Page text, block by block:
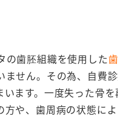
の歯胚組織を使用した
せん。その為、自費診
ます。一度失った骨
や、歯周病の状態に